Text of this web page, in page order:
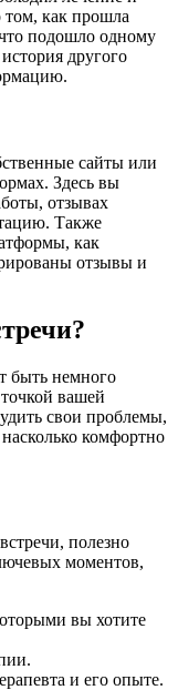
том, как прошла
подошло одному
другого
сайты или
Здесь вы
отзывах
Также
как
отзывы и
быть немного
вашей
свои проблемы,
комфортно
полезно
моментов,
вы хотите
и его опыте.